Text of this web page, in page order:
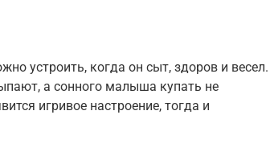
устроить, когда он сыт, здоров и весел.
а сонного малыша купать не
игривое настроение, тогда и